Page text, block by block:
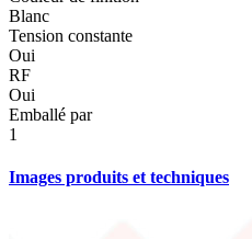
Blanc
Tension constante
Oui
RF
Oui
Emballé par
1
Images produits et techniques